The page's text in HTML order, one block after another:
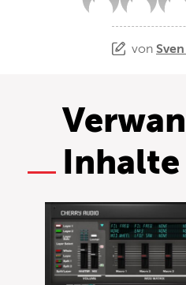
von
Inhalte